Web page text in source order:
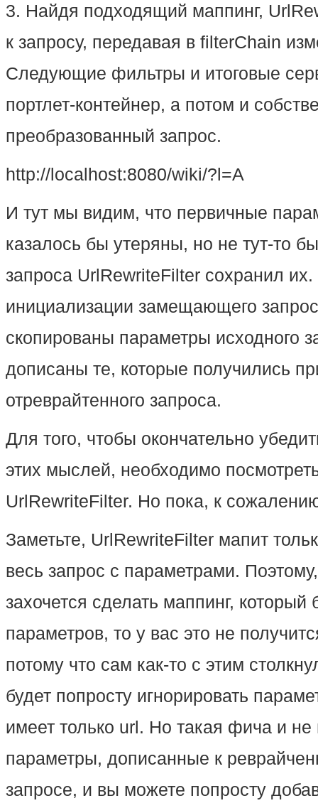
3. Найдя подходящий маппинг,
к запросу, передавая в filterChain
Следующие фильтры и итоговые
портлет-контейнер, а потом и
преобразованный запрос.
http://localhost:8080/wiki/?l=A
И тут мы видим, что первичные
казалось бы утеряны, но не тут-то
запроса UrlRewriteFilter сохранил
инициализации замещающего
скопированы параметры исходного
дописаны те, которые получились
отреврайтенного запроса.
Для того, чтобы окончательно
этих мыслей, необходимо
UrlRewriteFilter. Но пока, к
Заметьте, UrlRewriteFilter мапит
весь запрос с параметрами.
захочется сделать маппинг, который
параметров, то у вас это не
потому что сам как-то с этим
будет попросту игнорировать
имеет только url. Но такая фича и не
параметры, дописанные к
запросе, и вы можете попросту